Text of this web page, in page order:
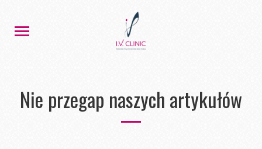
Nie przegap naszych artykułów